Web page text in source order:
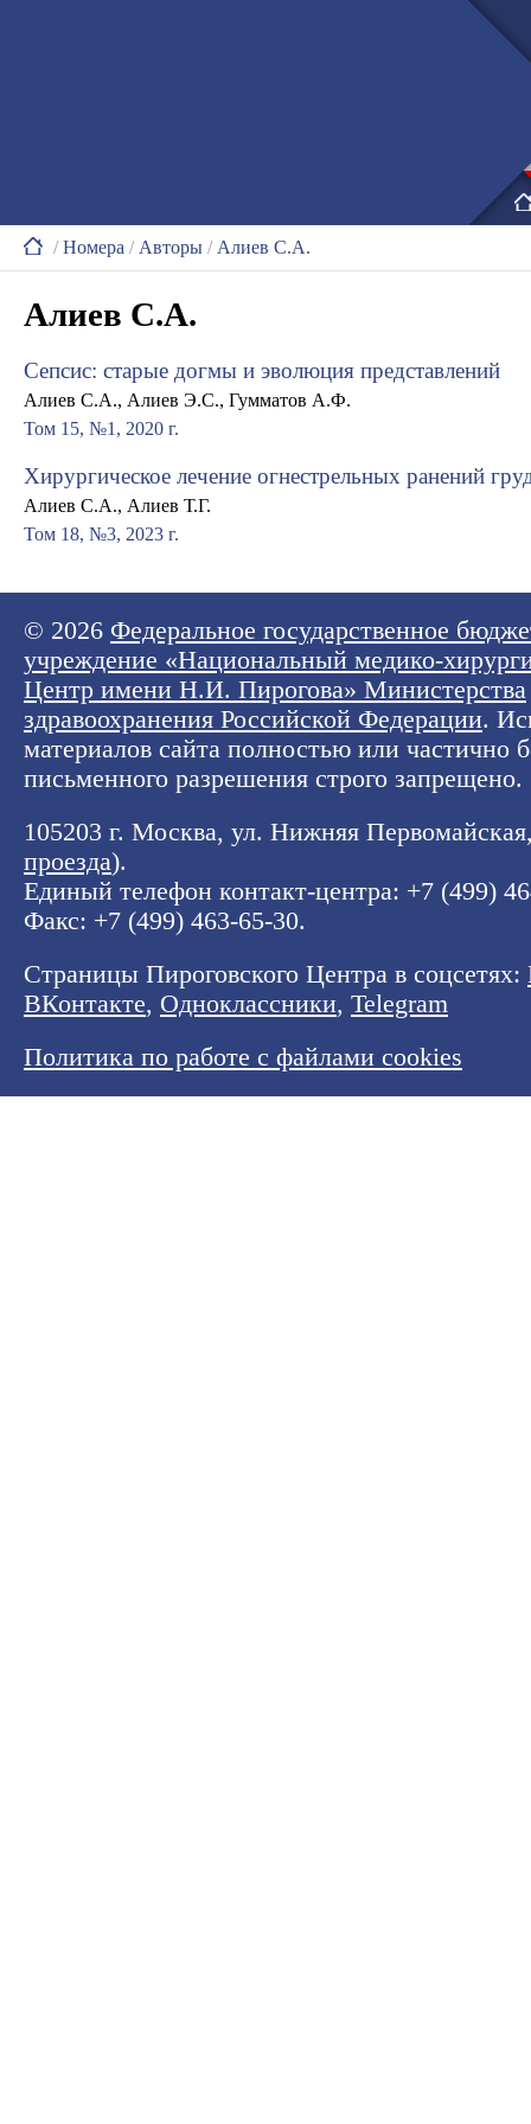
/Номера / Авторы / Алиев С.А.
Алиев С.А.
Сепсис: старые догмы и эволюция представлений
Алиев С.А., Алиев Э.С., Гумматов А.Ф.
Том 15, №1, 2020 г.
Хирургическое лечение огнестрельных ранений
Алиев С.А., Алиев Т.Г.
Том 18, №3, 2023 г.
© 2026 Федеральное государственное
учреждение «Национальный медико-
Центр имени Н.И. Пирогова» Министерства
здравоохранения Российской Федерации.
материалов сайта полностью или частично
письменного разрешения строго запрещено.
105203 г. Москва, ул. Нижняя
проезда).
Единый телефон контакт-центра: +7 (499)
Факс: +7 (499) 463-65-30.
Страницы Пироговского Центра в соцсетях:
ВКонтакте, Одноклассники, Telegram
Политика по работе с файлами cookies